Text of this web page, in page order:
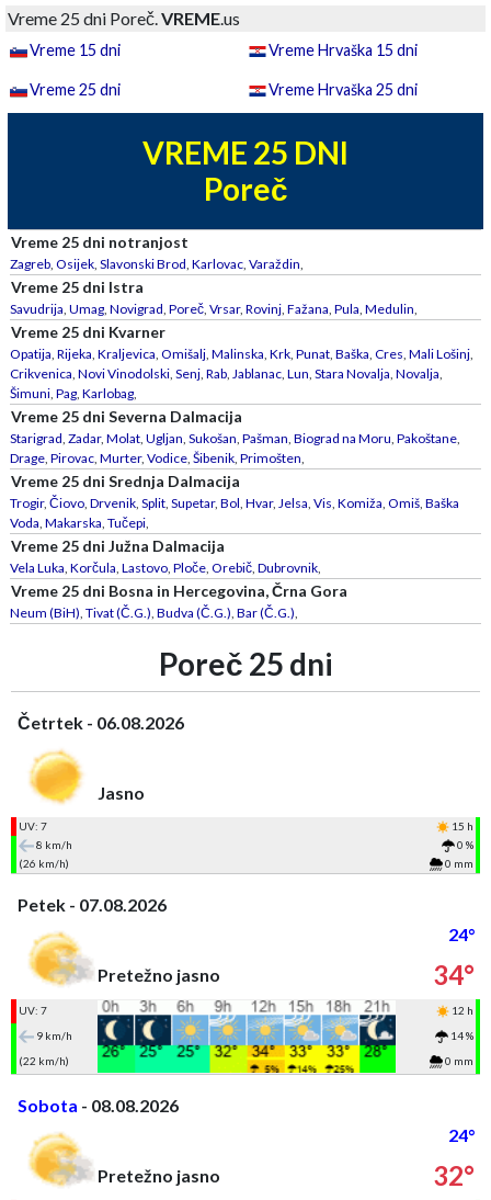
Vreme 25 dni Poreč.VREME.us
Vreme 15 dni Vreme Hrvaška 15 dni
Vreme 25 dni Vreme Hrvaška 25 dni
VREME 25 DNI
Poreč
Vreme 25 dni notranjost
Zagreb, Osijek, Slavonski Brod, Karlovac, Varaždin,
Vreme 25 dni Istra
Savudrija, Umag, Novigrad, Poreč, Vrsar, Rovinj, Fažana, Pula, Medulin,
Vreme 25 dni Kvarner
Opatija, Rijeka, Kraljevica, Omišalj, Malinska, Krk, Punat, Baška, Cres, Mali Lošinj,
Crikvenica, Novi Vinodolski, Senj, Rab, Jablanac, Lun, Stara Novalja, Novalja,
Šimuni, Pag, Karlobag,
Vreme 25 dni Severna Dalmacija
Starigrad, Zadar, Molat, Ugljan, Sukošan, Pašman, Biograd na Moru, Pakoštane,
Drage, Pirovac, Murter, Vodice, Šibenik, Primošten,
Vreme 25 dni Srednja Dalmacija
Trogir, Čiovo, Drvenik, Split, Supetar, Bol, Hvar, Jelsa, Vis, Komiža, Omiš, Baška
Voda, Makarska, Tučepi,
Vreme 25 dni Južna Dalmacija
Vela Luka, Korčula, Lastovo, Ploče, Orebič, Dubrovnik,
Vreme 25 dni Bosna in Hercegovina, Črna Gora
Neum (BiH), Tivat (Č.G.), Budva (Č.G.), Bar (Č.G.),
Poreč 25 dni
Četrtek - 06.08.2026
Jasno
UV: 7
15 h
8 km/h
0 %
(26 km/h)
0 mm
Petek - 07.08.2026
24°
Pretežno jasno
34°
UV: 7
12 h
9 km/h
14 %
(22 km/h)
0 mm
Sobota - 08.08.2026
24°
Pretežno jasno
32°